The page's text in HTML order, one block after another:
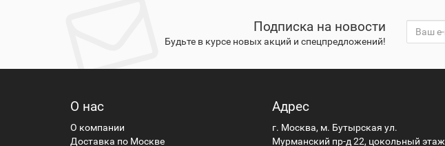
Подписка на новости
Будьте в курсе новых акций и спецпредложений!
О нас
О компании
Доставка по Москве
Адрес
г. Москва, м. Бутырская ул.
Мурманский пр-д 22, цокольный этаж